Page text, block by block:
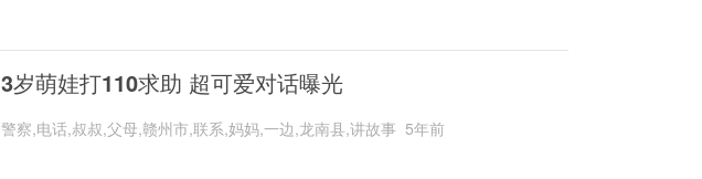
3岁萌娃打110求助 超可爱对话曝光
警察,电话,叔叔,父母,赣州市,联系,妈妈,一边,龙南县,讲故事 5年前